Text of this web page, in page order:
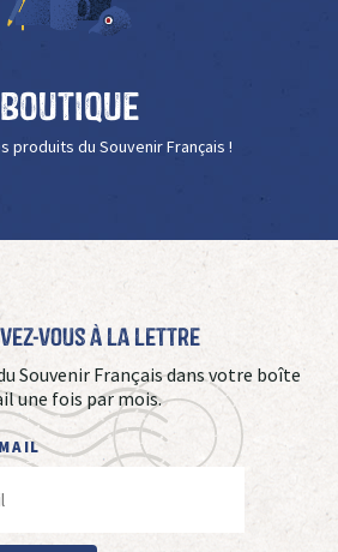
Boutique
produits du Souvenir Français !
vous à La Lettre
Souvenir Français dans votre boîte
une fois par mois.